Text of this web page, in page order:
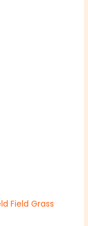
Field Grass